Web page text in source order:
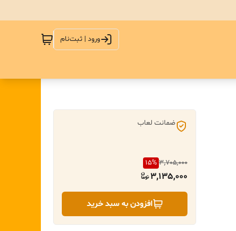
ورود | ثبت‌نام
ضمانت لعاب
3,705,000
15%
3,135,000
افزودن به سبد خرید